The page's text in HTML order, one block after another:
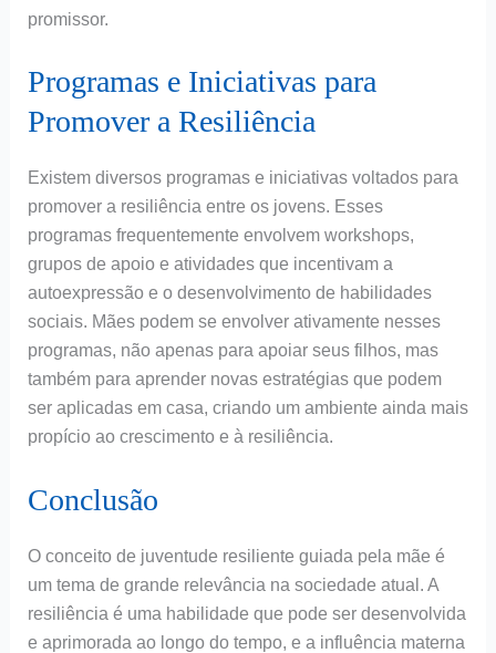
promissor.
Programas e Iniciativas para
Promover a Resiliência
Existem diversos programas e iniciativas voltados para
promover a resiliência entre os jovens. Esses
programas frequentemente envolvem workshops,
grupos de apoio e atividades que incentivam a
autoexpressão e o desenvolvimento de habilidades
sociais. Mães podem se envolver ativamente nesses
programas, não apenas para apoiar seus filhos, mas
também para aprender novas estratégias que podem
ser aplicadas em casa, criando um ambiente ainda mais
propício ao crescimento e à resiliência.
Conclusão
O conceito de juventude resiliente guiada pela mãe é
um tema de grande relevância na sociedade atual. A
resiliência é uma habilidade que pode ser desenvolvida
e aprimorada ao longo do tempo, e a influência materna